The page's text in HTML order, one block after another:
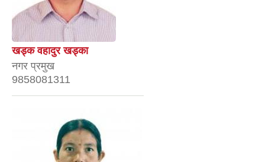
खड्क वहादुर खड्का
नगर प्रमुख
9858081311